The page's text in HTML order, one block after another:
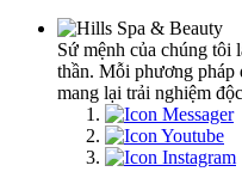
Sứ mệnh của chúng tôi
thần. Mỗi phương pháp
mang lại trải nghiệm